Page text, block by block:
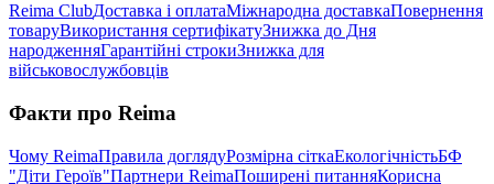
Reima ClubДоставка і оплатаМіжнародна доставкаПовернення
товаруВикористання сертифікатуЗнижка до Дня
народженняГарантійні строкиЗнижка для
військовослужбовців
Факти про Reima
Чому ReimaПравила доглядуРозмірна сіткаЕкологічністьБФ
"Діти Героїв"Партнери ReimaПоширені питанняКорисна